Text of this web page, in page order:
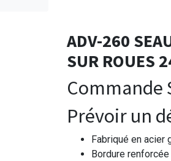
ADV-260
SUR ROUES
Commande
Prévoir un
Fabriqué en acier
Bordure